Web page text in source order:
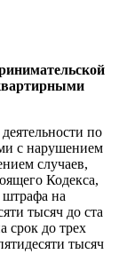
по
с нарушением
случаев,
Кодекса,
штрафа на
тысяч до ста
срок до трех
тысяч